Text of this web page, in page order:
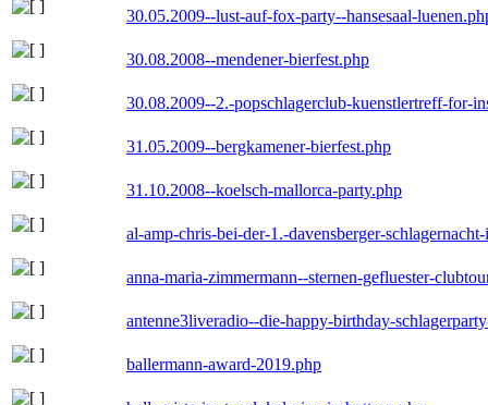
30.05.2009--lust-auf-fox-party--hansesaal-
30.08.2008--mendener-bierfest.php
30.08.2009--2.-popschlagerclub-kuenstlertreff-for-
31.05.2009--bergkamener-bierfest.php
31.10.2008--koelsch-mallorca-party.php
al-amp-chris-bei-der-1.-davensberger-
anna-maria-zimmermann--sternen-gefluester-
antenne3liveradio--die-happy-birthday-
ballermann-award-2019.php